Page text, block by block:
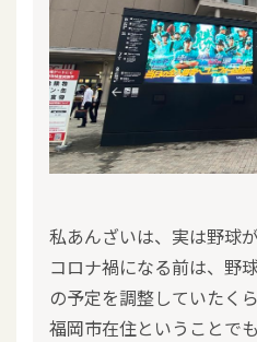
私あんざいは、実は野球
コロナ禍になる前は、野
の予定を調整していたくら
福岡市在住ということで